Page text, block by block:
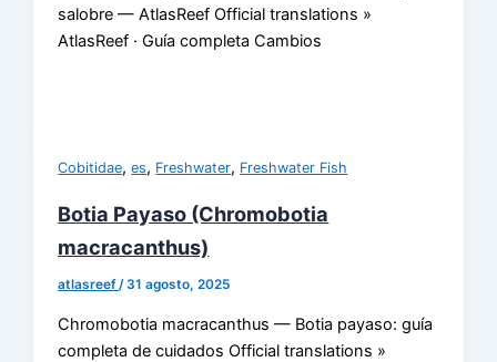
salobre — AtlasReef Official translations »
AtlasReef · Guía completa Cambios
Cobitidae,es, Freshwater, Freshwater Fish
Botia Payaso (Chromobotia
macracanthus)
atlasreef/31 agosto, 2025
Chromobotia macracanthus — Botia payaso: guía
completa de cuidados Official translations »